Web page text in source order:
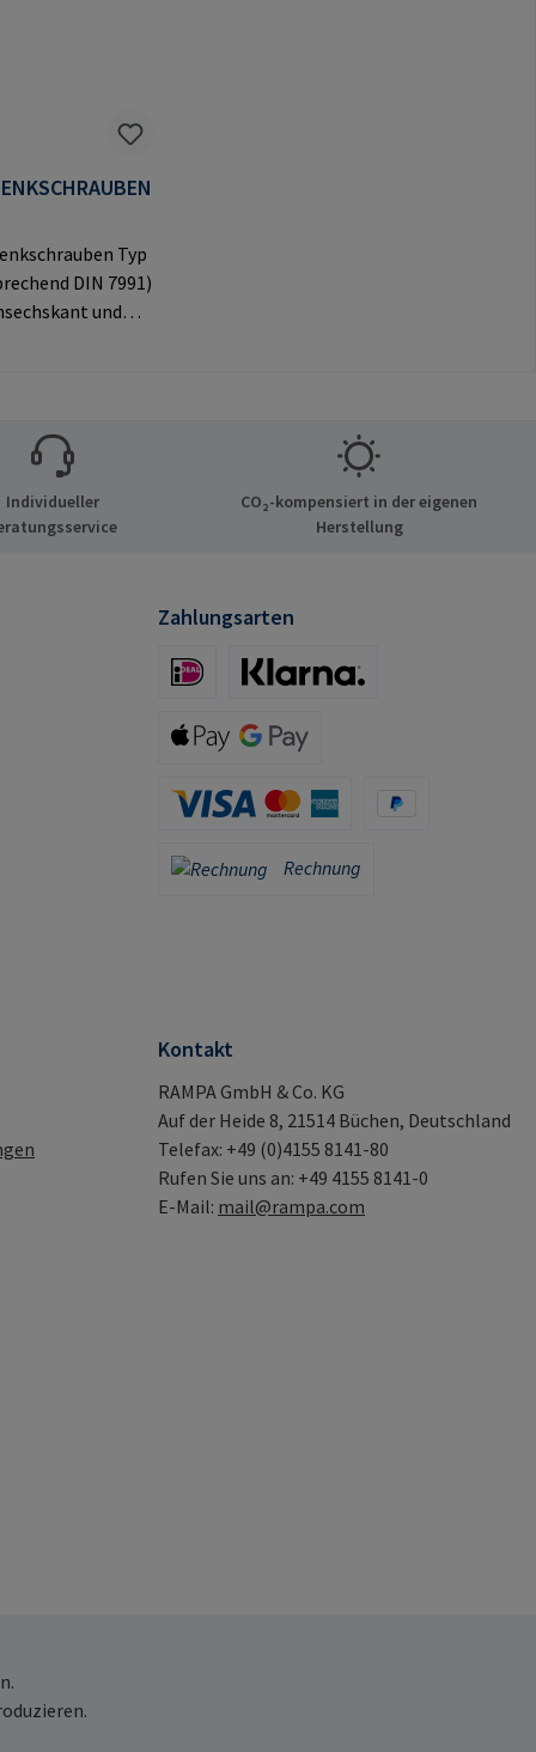
Typ
DIN 7991)
und
der Heide 8
Deutschland
Individueller
CO₂-kompensiert in der eigenen
Herstellung
Zahlungsarten
Rechnung
Rechnung
Kontakt
RAMPA GmbH & Co. KG
Auf der Heide 8, 21514 Büchen, Deutschland
Telefax: +49 (0)4155 8141-80
Rufen Sie uns an: +49 4155 8141-0
E-Mail: mail@rampa.com